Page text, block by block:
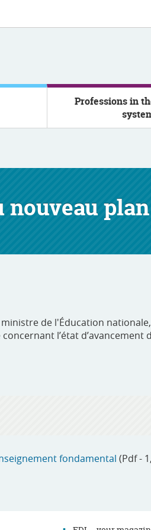
Professions in
nouveau
de l'Éducation
l’état d’avancement
fondamental (Pdf -